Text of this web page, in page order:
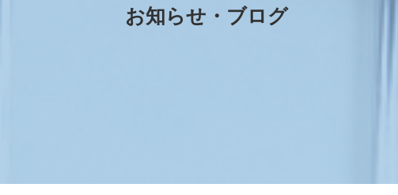
お知らせ・ブログ